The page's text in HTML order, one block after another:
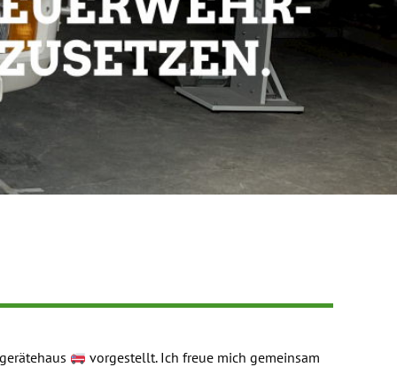
vorgestellt. Ich freue mich gemeinsam